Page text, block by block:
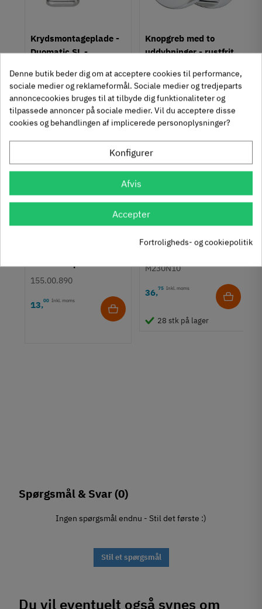
Design
Krydsmontageplade -
Duomatic SL -
329.87.510
9,25 kr-50%
4,63 Inkl. moms
312 stk på lager
Knopgreb med to
uddybninger - rustfrit
136.05.009
14,40 kr-60%
5,76 Inkl. moms
1131 stk på lager
Se også disse alternativer i stedet
forkromet poleret stål
72-200 mm
155.00.890
13,00 Inkl. moms
Kiste håndtag - Mat
sort - Længde: 100 mm
M230N10
36,75 Inkl. moms
28 stk på lager
Spørgsmål & Svar(0)
Ingen spørgsmål endnu - Stil det første :)
Stil et spørgsmål
Du vil eventuelt også synes om
Denne butik beder dig om at acceptere cookies til performance,
sociale medier og reklameformål. Sociale medier og tredjeparts
annoncecookies bruges til at tilbyde dig funktionaliteter og
tilpassede annoncer på sociale medier. Vil du acceptere disse
cookies og behandlingen af implicerede personoplysninger?
Konfigurer
Afvis
Accepter
Fortroligheds- og cookiepolitik